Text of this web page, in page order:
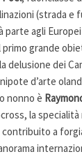
(strada e
parte agli
grande
delusione dei
d’arte
nonno è
la specialità
a